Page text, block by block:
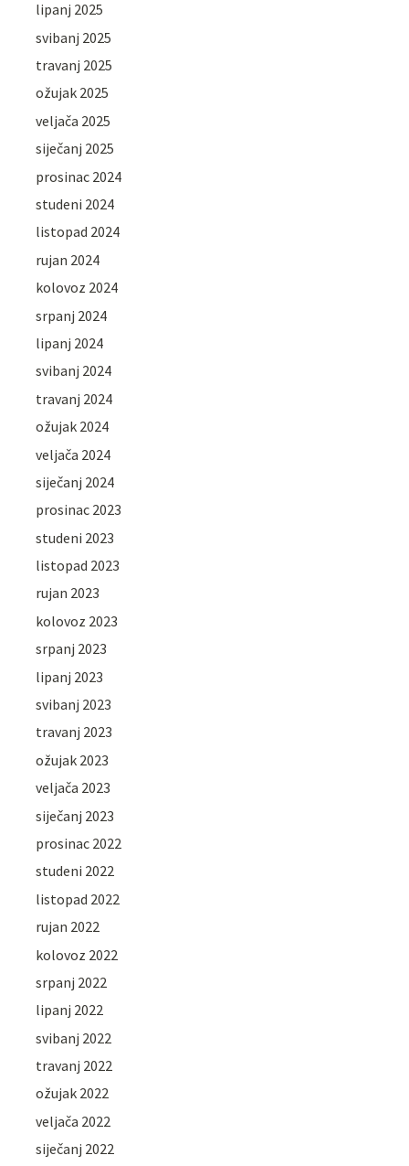
lipanj 2025
svibanj 2025
travanj 2025
ožujak 2025
veljača 2025
siječanj 2025
prosinac 2024
studeni 2024
listopad 2024
rujan 2024
kolovoz 2024
srpanj 2024
lipanj 2024
svibanj 2024
travanj 2024
ožujak 2024
veljača 2024
siječanj 2024
prosinac 2023
studeni 2023
listopad 2023
rujan 2023
kolovoz 2023
srpanj 2023
lipanj 2023
svibanj 2023
travanj 2023
ožujak 2023
veljača 2023
siječanj 2023
prosinac 2022
studeni 2022
listopad 2022
rujan 2022
kolovoz 2022
srpanj 2022
lipanj 2022
svibanj 2022
travanj 2022
ožujak 2022
veljača 2022
siječanj 2022